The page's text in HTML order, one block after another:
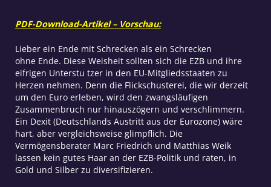
PDF-Download-Artikel – Vorschau:
Lieber ein Ende mit Schrecken als ein Schrecken
ohne Ende. Diese Weisheit sollten sich die EZB und ihre
eifrigen Unterstu tzer in den EU-Mitgliedsstaaten zu
Herzen nehmen. Denn die Flickschusterei, die wir derzeit
um den Euro erleben, wird den zwangsläufigen
Zusammenbruch nur hinauszögern und verschlimmern.
Ein Dexit (Deutschlands Austritt aus der Eurozone) wäre
hart, aber vergleichsweise glimpflich. Die
Vermögensberater Marc Friedrich und Matthias Weik
lassen kein gutes Haar an der EZB-Politik und raten, in
Gold und Silber zu diversifizieren.